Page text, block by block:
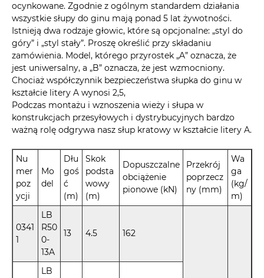
ocynkowane. Zgodnie z ogólnym standardem działania
wszystkie słupy do ginu mają ponad 5 lat żywotności.
Istnieją dwa rodzaje głowic, które są opcjonalne: „styl do
góry” i „styl stały”. Proszę określić przy składaniu
zamówienia. Model, którego przyrostek „A” oznacza, że ​​
jest uniwersalny, a „B” oznacza, że ​​jest wzmocniony.
Chociaż współczynnik bezpieczeństwa słupka do ginu w
kształcie litery A wynosi 2,5,
Podczas montażu i wznoszenia wieży i słupa w
konstrukcjach przesyłowych i dystrybucyjnych bardzo
ważną rolę odgrywa nasz słup kratowy w kształcie litery A.
Nu
mer
poz
ycji
Mo
del
Dłu
goś
ć
(m)
Skok
podsta
wowy
(m)
Dopuszczalne
obciążenie
pionowe (kN)
Przekrój
poprzecz
ny (mm)
Wa
ga
(kg/
m)
0341
1
LB
R50
0-
13A
13 4.5 162
LB